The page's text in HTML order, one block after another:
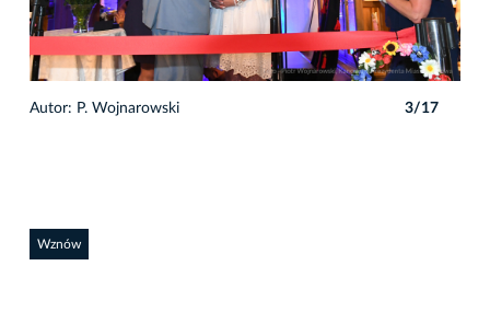
Autor: P. Wojnarowski 3/17
Wznów